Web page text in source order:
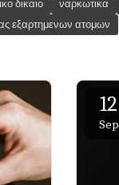
δικαιο
ναρκωτικα
εξαρτημενων ατομων
12
Sep